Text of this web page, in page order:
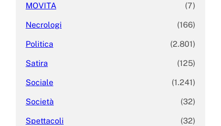
MOVITA (7)
Necrologi (166)
Politica (2.801)
Satira (125)
Sociale (1.241)
Società (32)
Spettacoli (32)